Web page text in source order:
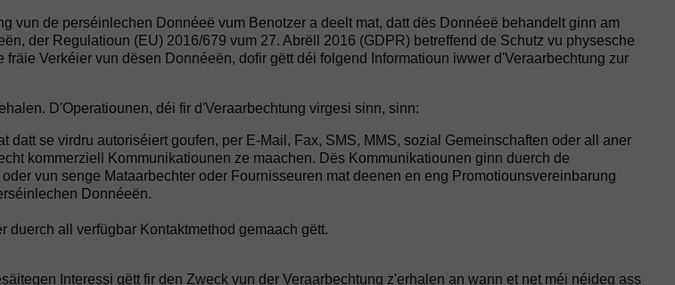
vun de perséinlechen Donnéeë vum Benotzer a deelt mat, datt dës Donnéeë behandelt ginn am
der Regulatioun (EU) 2016/679 vum 27. Abrëll 2016 (GDPR) betreffend de Schutz vu physesche
Verkéier vun dësen Donnéeën, dofir gëtt déi folgend Informatioun iwwer d'Veraarbechtung zur
D'Operatiounen, déi fir d'Veraarbechtung virgesi sinn, sinn:
se virdru autoriséiert goufen, per E-Mail, Fax, SMS, MMS, sozial Gemeinschaften oder all aner
kommerziell Kommunikatiounen ze maachen. Dës Kommunikatiounen ginn duerch de
vun senge Mataarbechter oder Fournisseuren mat deenen en eng Promotiounsvereinbarung
Donnéeën.
duerch all verfügbar Kontaktmethod gemaach gëtt.
Interessi gëtt fir den Zweck vun der Veraarbechtung z'erhalen an wann et net méi néideg ass